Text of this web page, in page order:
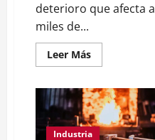
deterioro que afecta a
miles de...
Leer MásLeer
más
Alarma
industrial:
se
pierden
nueve
Industria